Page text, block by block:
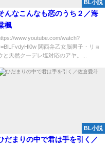
BL小説
んなこんなも恋のうち２／海
楓
www.youtube.com/watch?
関西弁乙女脳男子・リョ
と天然クーデレ塩対応のアヤ。...
BL小説
だまりの中で君は手を引く／